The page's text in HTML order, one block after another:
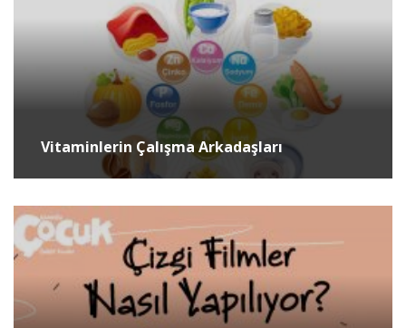
Vitaminlerin Çalışma Arkadaşları